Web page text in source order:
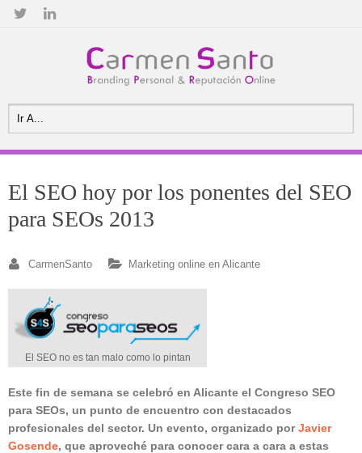
El SEO hoy por los ponentes del SEO
para SEOs 2013
CarmenSanto Marketing online en Alicante
El SEO no es tan malo como lo pintan
Este fin de semana se celebró en Alicante el Congreso SEO
para SEOs, un punto de encuentro con destacados
profesionales del sector. Un evento, organizado porJavier
Gosende, que aproveché para conocer cara a cara a estas